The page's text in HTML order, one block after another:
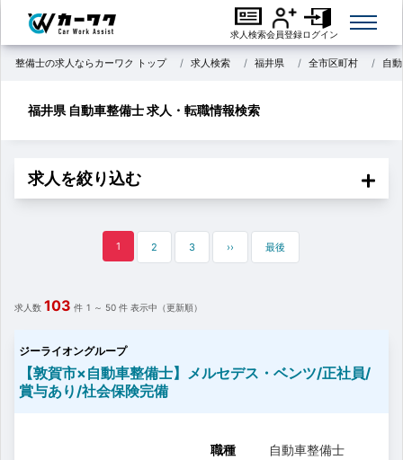
求人検索会員登録ログイン
整備士の求人ならカーワク トップ 求人検索 福井県 全市区町村 自
福井県 自動車整備士 求人・転職情報検索
求人を絞り込む
1 2 3 ›› 最後
求人数 103 件 1 ～ 50 件 表示中（更新順）
ジーライオングループ
【敦賀市×自動車整備士】メルセデス・ベンツ/正社員/
賞与あり/社会保険完備
職種
自動車整備士